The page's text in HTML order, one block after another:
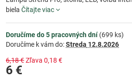
biela Čítajte viac
Doručíme do 5 pracovných dní(699 ks)
Doručíme k vám do:Streda 12.8.2026
6,18 €Zľava 0,18 €
6 €